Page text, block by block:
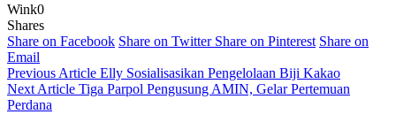
Wink0
Shares
Share on Facebook Share on Twitter Share on Pinterest Share on
Email
Previous Article Elly Sosialisasikan Pengelolaan Biji Kakao
Next Article Tiga Parpol Pengusung AMIN, Gelar Pertemuan
Perdana